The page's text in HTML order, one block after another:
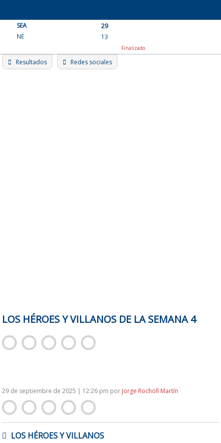
content
SEA
29
NE
13
Finalizado
Resultados Redes sociales
LOS HÉROES Y VILLANOS DE LA SEMANA 4
29 de septiembre de 2025 | 12:26 pm por Jorge Rocholl Martín
NAVEGACIÓN
DELOS HÉROES Y VILLANOS